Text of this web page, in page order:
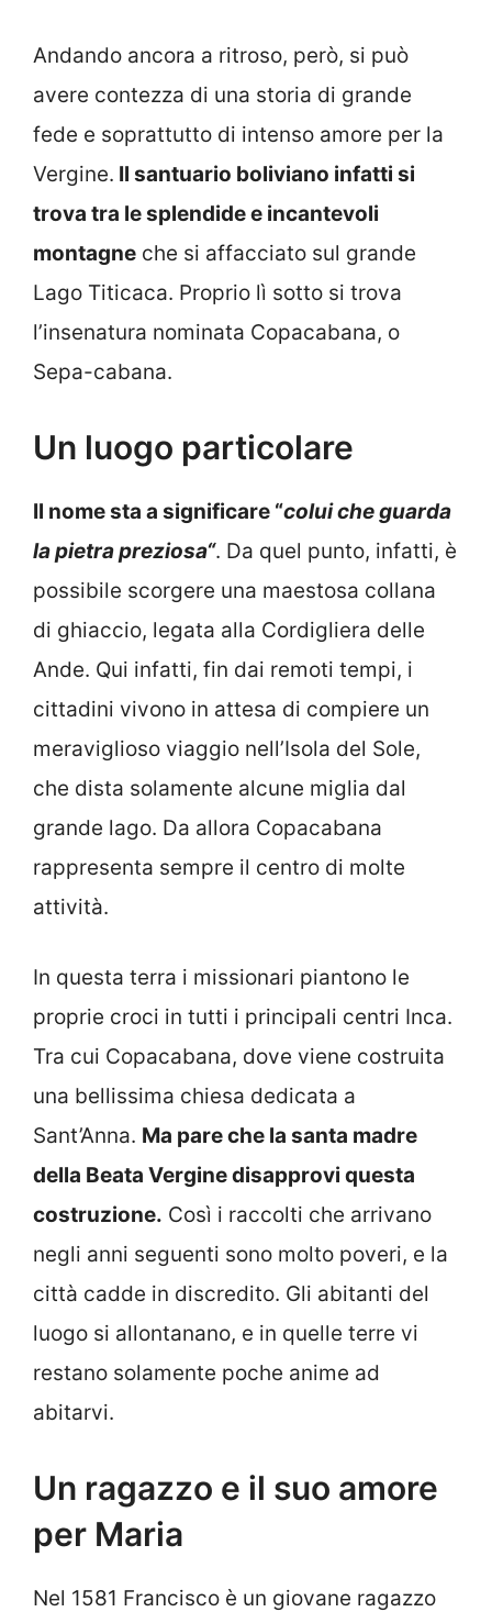
Andando ancora a ritroso, però, si può
avere contezza di una storia di grande
fede e soprattutto di intenso amore per la
Vergine. Il santuario boliviano infatti si
trova tra le splendide e incantevoli
montagne che si affacciato sul grande
Lago Titicaca. Proprio lì sotto si trova
l’insenatura nominata Copacabana, o
Sepa-cabana.
Un luogo particolare
Il nome sta a significare “colui che guarda
la pietra preziosa“. Da quel punto, infatti, è
possibile scorgere una maestosa collana
di ghiaccio, legata alla Cordigliera delle
Ande. Qui infatti, fin dai remoti tempi, i
cittadini vivono in attesa di compiere un
meraviglioso viaggio nell’Isola del Sole,
che dista solamente alcune miglia dal
grande lago. Da allora Copacabana
rappresenta sempre il centro di molte
attività.
In questa terra i missionari piantono le
proprie croci in tutti i principali centri Inca.
Tra cui Copacabana, dove viene costruita
una bellissima chiesa dedicata a
Sant’Anna. Ma pare che la santa madre
della Beata Vergine disapprovi questa
costruzione. Così i raccolti che arrivano
negli anni seguenti sono molto poveri, e la
città cadde in discredito. Gli abitanti del
luogo si allontanano, e in quelle terre vi
restano solamente poche anime ad
abitarvi.
Un ragazzo e il suo amore
per Maria
Nel 1581 Francisco è un giovane ragazzo